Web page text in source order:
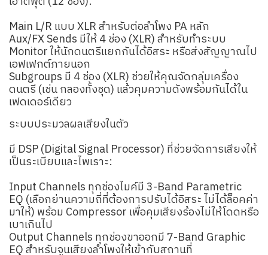
Main L/R แบบ XLR สำหรับต่อลำโพง PA หลัก
Aux/FX Sends มีให้ 4 ช่อง (XLR) สำหรับทำระบบ
Monitor ให้นักดนตรีแยกกันได้อิสระ หรือส่งสัญญาณไป
เอฟเฟกต์ภายนอก
Subgroups มี 4 ช่อง (XLR) ช่วยให้คุณจัดกลุ่มเครื่อง
ดนตรี (เช่น กลองทั้งชุด) แล้วคุมความดังพร้อมกันได้ใน
เฟดเดอร์เดียว
ระบบประมวลผลเสียงในตัว
มี DSP (Digital Signal Processor) ที่ช่วยจัดการเสียงให้
เป็นระเบียบและไพเราะ:
Input Channels ทุกช่องไมค์มี 3-Band Parametric
EQ (เลือกย่านความถี่ที่ต้องการปรับได้อิสระ ไม่ได้ล็อคค่า
มาให้) พร้อม Compressor เพื่อคุมเสียงร้องไม่ให้โดดหรือ
เบาเกินไป
Output Channels ทุกช่องขาออกมี 7-Band Graphic
EQ สำหรับจูนเสียงลำโพงให้เข้ากับสถานที่